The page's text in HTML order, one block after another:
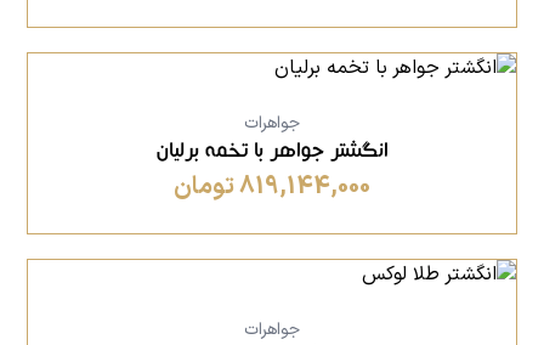
جواهرات
انگشتر جواهر با تخمه برلیان
819,144,000 تومان
جواهرات